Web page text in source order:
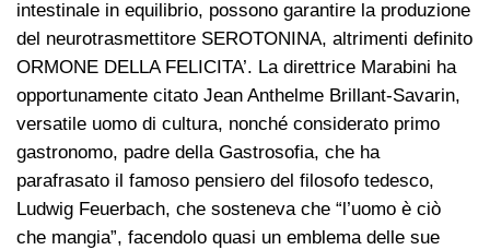
intestinale in equilibrio, possono garantire la produzione
del neurotrasmettitore SEROTONINA, altrimenti definito
ORMONE DELLA FELICITA’. La direttrice Marabini ha
opportunamente citato Jean Anthelme Brillant-Savarin,
versatile uomo di cultura, nonché considerato primo
gastronomo, padre della Gastrosofia, che ha
parafrasato il famoso pensiero del filosofo tedesco,
Ludwig Feuerbach, che sosteneva che “l’uomo è ciò
che mangia”, facendolo quasi un emblema delle sue